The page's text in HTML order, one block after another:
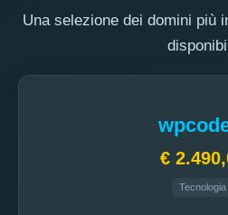
Una selezione dei domini più
€
Tecnologia